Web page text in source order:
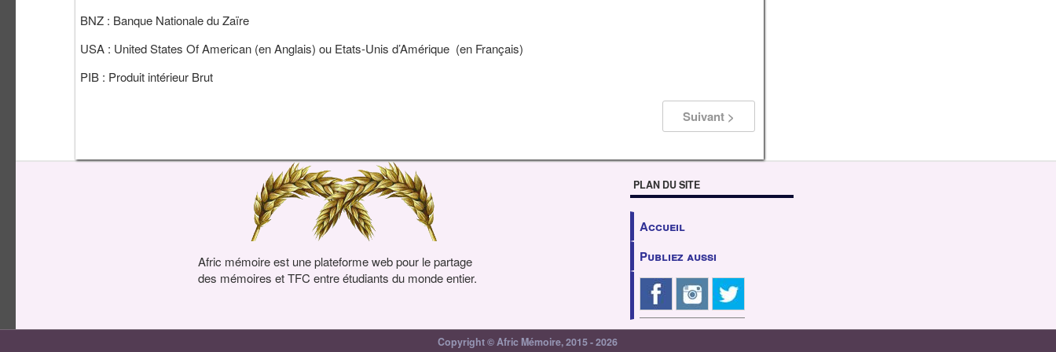
BNZ : Banque Nationale du Zaïre
USA : United States Of American (en Anglais) ou Etats-Unis d’Amérique (en Français)
PIB : Produit intérieur Brut
Suivant >
Afric mémoire est une plateforme web pour le partage
des mémoires et TFC entre étudiants du monde entier.
PLAN DU SITE
Accueil
Publiez aussi
Copyright © Afric Mémoire, 2015 - 2026